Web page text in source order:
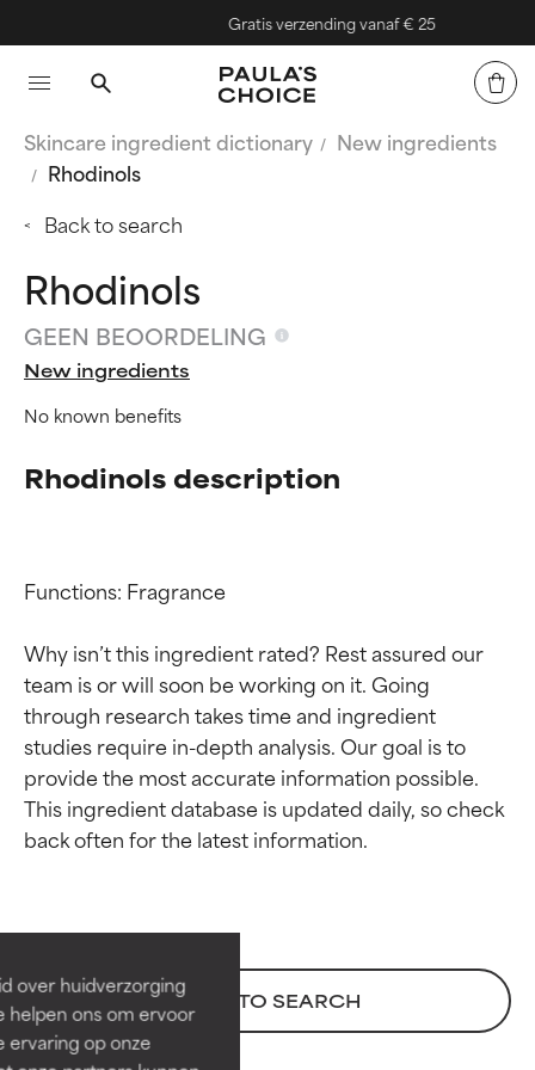
over huidverzorging
helpen ons om ervoor
ervaring op onze
Gratis verzending vanaf € 25
Skincare ingredient dictionary
New ingredients
Rhodinols
Back to search
Rhodinols
GEEN BEOORDELING
New ingredients
No known benefits
Rhodinols description
Functions: Fragrance
Why isn’t this ingredient rated? Rest assured our
team is or will soon be working on it. Going
through research takes time and ingredient
studies require in-depth analysis. Our goal is to
provide the most accurate information possible.
This ingredient database is updated daily, so check
BACK TO SEARCH
Beoordelingen van
Bewezen en ondersteund door
onafhankelijk onderzoek.
Uitstekend actief ingrediënt
voor de meeste huidtypen of
Beoordelingen van
Bewezen en ondersteund door
onafhankelijk onderzoek.
Uitstekend actief ingrediënt
voor de meeste huidtypen of